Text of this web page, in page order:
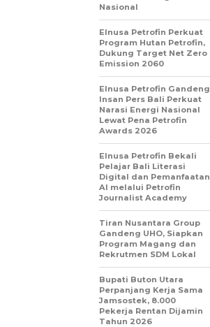
Nasional
Elnusa Petrofin Perkuat
Program Hutan Petrofin,
Dukung Target Net Zero
Emission 2060
Elnusa Petrofin Gandeng
Insan Pers Bali Perkuat
Narasi Energi Nasional
Lewat Pena Petrofin
Awards 2026
Elnusa Petrofin Bekali
Pelajar Bali Literasi
Digital dan Pemanfaatan
AI melalui Petrofin
Journalist Academy
Tiran Nusantara Group
Gandeng UHO, Siapkan
Program Magang dan
Rekrutmen SDM Lokal
Bupati Buton Utara
Perpanjang Kerja Sama
Jamsostek, 8.000
Pekerja Rentan Dijamin
Tahun 2026